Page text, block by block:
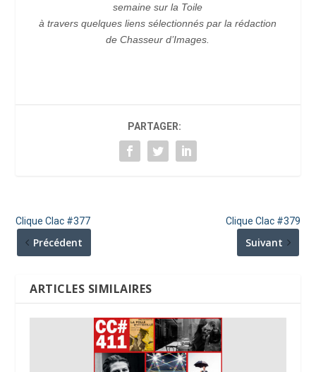
semaine sur la Toile
à travers quelques liens sélectionnés par la rédaction
de Chasseur d’Images.
PARTAGER:
Clique Clac #377
Précédent
Clique Clac #379
Suivant
ARTICLES SIMILAIRES